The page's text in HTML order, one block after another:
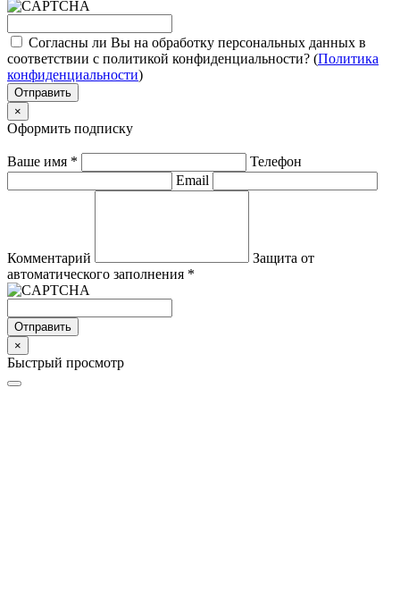
Согласны ли Вы на обработку персональных данных в
соответствии с политикой конфиденциальности? (Политика
конфиденциальности)
Отправить
×
Оформить подписку
Ваше имя *
Телефон
Email
Комментарий
Защита от
автоматического заполнения *
Отправить
×
Быстрый просмотр